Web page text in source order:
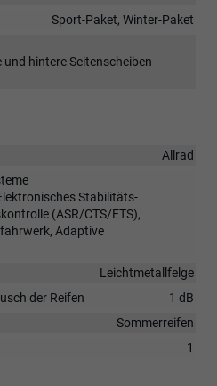
Sport-Paket, Winter-Paket
hintere Seitenscheiben
Allrad
Stabilitäts-
(ASR/CTS/ETS),
Adaptive
Leichtmetallfelge
der Reifen
1 dB
Sommerreifen
1